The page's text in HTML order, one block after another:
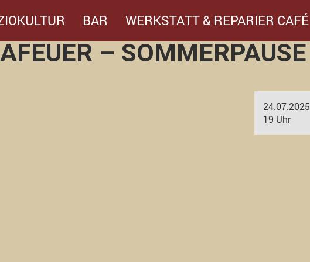
BAR WERKSTATT & REPARIER CAFÉ
– SOMMERPAUSE
24.07.2025
19 Uhr